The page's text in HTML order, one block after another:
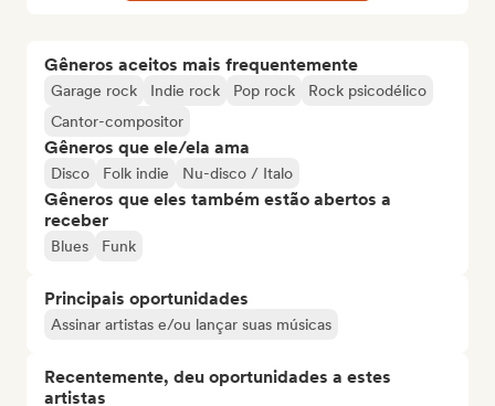
Gêneros aceitos mais frequentemente
Garage rock Indie rock Pop rock
Rock psicodélico
Cantor-compositor
Gêneros que ele/ela ama
Disco Folk indie Nu-disco / Italo
Gêneros que eles também estão abertos a
receber
Blues Funk
Principais oportunidades
Assinar artistas e/ou lançar suas músicas
Recentemente, deu oportunidades a estes
artistas